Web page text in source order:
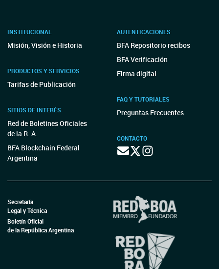
INSTITUCIONAL
Misión, Visión e Historia
PRODUCTOS Y SERVICIOS
Tarifas de Publicación
SITIOS DE INTERÉS
Red de Boletines Oficiales
de la R. A.
BFA Blockchain Federal
Argentina
AUTENTICACIONES
BFA Repositorio recibos
BFA Verificación
Firma digital
FAQ Y TUTORIALES
Preguntas Frecuentes
CONTACTO
Secretaría
Legal y Técnica
Boletín Oficial
de la República Argentina